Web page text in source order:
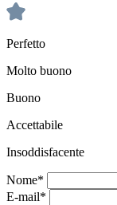
Perfetto
Molto buono
Buono
Accettabile
Insoddisfacente
Nome*
E-mail*